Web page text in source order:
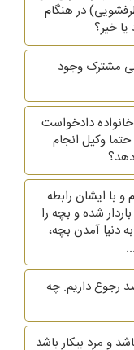
در هنگام
یا خیر؟
مشترک وجود
خانواده دادخواست
حتما وکیل انجام
با ایشان رابطه
شده و بچه را
دنیا آمدن بچه،
رجوع داریم. چه
و مرد بیکار باشد